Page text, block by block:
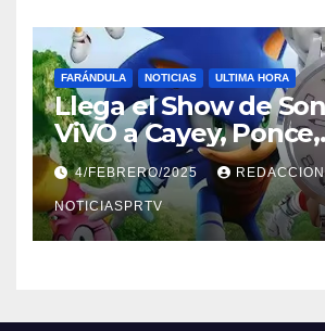
FARÁNDULA NOTICIAS ULTIMA HORA
Llega el Show de
ViVO a Cayey, Ponce,
Barceloneta y
Relojes gratis para el
compre ahora….
4/FEBRERO/2025 REDACCION
NOTICIASPRTV